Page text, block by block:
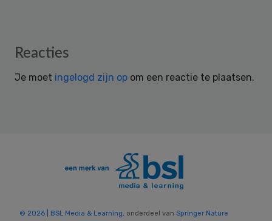
Reader
Reacties
Je moet ingelogd zijn op om een reactie te plaatsen.
© 2026 | BSL Media & Learning, onderdeel van Springer Nature